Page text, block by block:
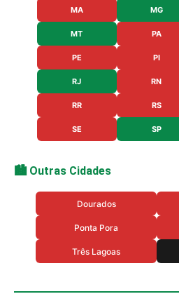
MA MG
MT PA
PE PI
RJ RN
RR RS
SE SP
🏙️ Outras Cidades
Dourados
Ponta Pora
Três Lagoas